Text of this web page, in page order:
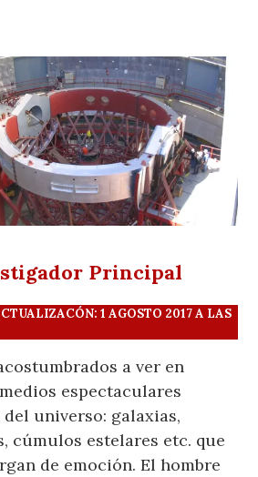
Principal
1 AGOSTO 2017 A LAS
a ver en
espectaculares
del universo: galaxias,
cúmulos estelares etc. que
de emoción. El hombre